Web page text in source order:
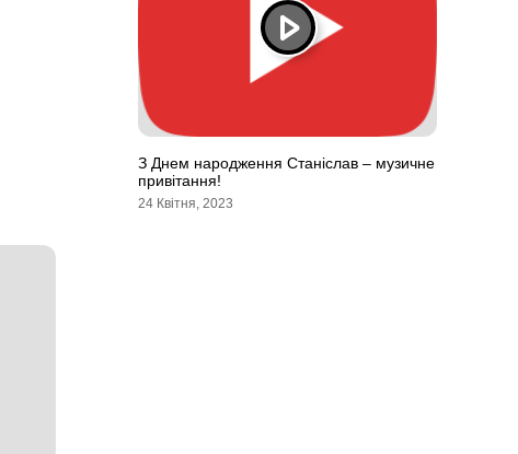
З Днем народження Станіслав – музичне
привітання!
24 Квітня, 2023